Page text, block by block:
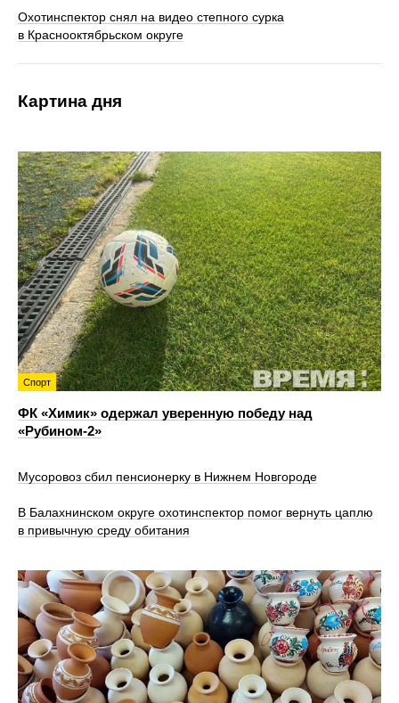
Охотинспектор снял на видео степного сурка
в Краснооктябрьском округе
Картина дня
Спорт
ФК «Химик» одержал уверенную победу над
«Рубином‑2»
Мусоровоз сбил пенсионерку в Нижнем Новгороде
В Балахнинском округе охотинспектор помог вернуть цаплю
в привычную среду обитания